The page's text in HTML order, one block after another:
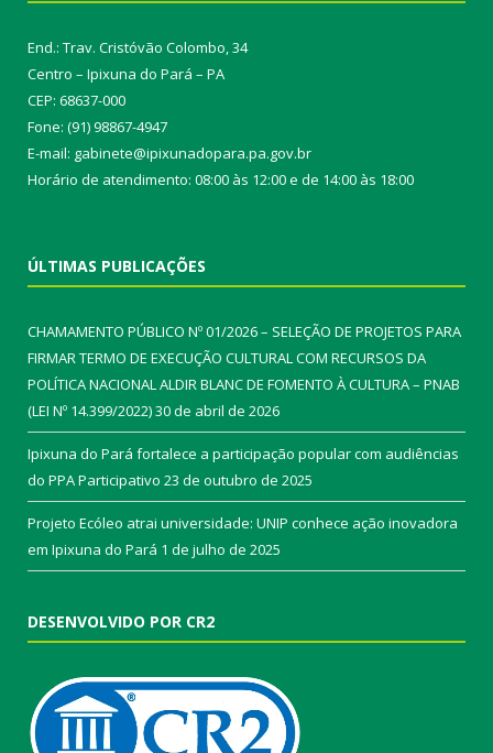
End.: Trav. Cristóvão Colombo, 34
Centro – Ipixuna do Pará – PA
CEP: 68637-000
Fone: (91) 98867-4947
E-mail: gabinete@ipixunadopara.pa.gov.br
Horário de atendimento: 08:00 às 12:00 e de 14:00 às 18:00
ÚLTIMAS PUBLICAÇÕES
CHAMAMENTO PÚBLICO Nº 01/2026 – SELEÇÃO DE PROJETOS PARA
FIRMAR TERMO DE EXECUÇÃO CULTURAL COM RECURSOS DA
POLÍTICA NACIONAL ALDIR BLANC DE FOMENTO À CULTURA – PNAB
(LEI Nº 14.399/2022)30 de abril de 2026
Ipixuna do Pará fortalece a participação popular com audiências
do PPA Participativo 23 de outubro de 2025
Projeto Ecóleo atrai universidade: UNIP conhece ação inovadora
em Ipixuna do Pará 1 de julho de 2025
DESENVOLVIDO POR CR2